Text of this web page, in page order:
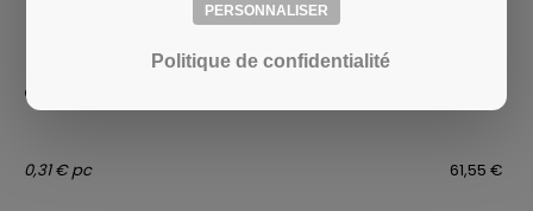
CHEVILLE AVEC CLOU ISO SMART S-IPH BOX - 10x160MM - 200PC
61,55 €
0,31 € pc
PERSONNALISER
Politique de confidentialité